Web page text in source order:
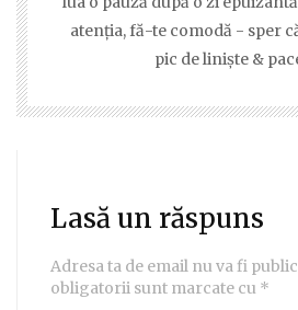
atenţia, fă-te comodă - sper
pic de linişte &
Lasă un răspuns
Adresa ta de email nu va fi
obligatorii sunt marcate cu *